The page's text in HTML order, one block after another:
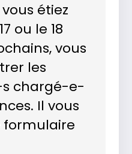
étiez
ou le 18
vous
les
chargé-e-
Il vous